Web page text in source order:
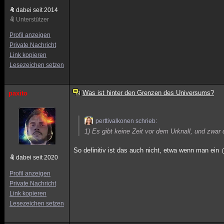
dabei seit 2014
Unterstützer
Profil anzeigen
Private Nachricht
Link kopieren
Lesezeichen setzen
paxito
dabei seit 2020
Profil anzeigen
Private Nachricht
Link kopieren
Lesezeichen setzen
Was ist hinter den Grenzen des Universums?
perttivalkonen schrieb:
1) Es gibt keine Zeit vor dem Urknall, und zwar
So definitiv ist das auch nicht, etwa wenn man ein